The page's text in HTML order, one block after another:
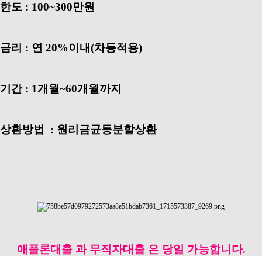
한도 : 100~300만원
금리 : 연 20%이내(차등적용)
기간 : 1개월~60개월까지
상환방법 : 원리금균등분할상환
애플론대출 과 무직자대출 은 당일 가능합니다.